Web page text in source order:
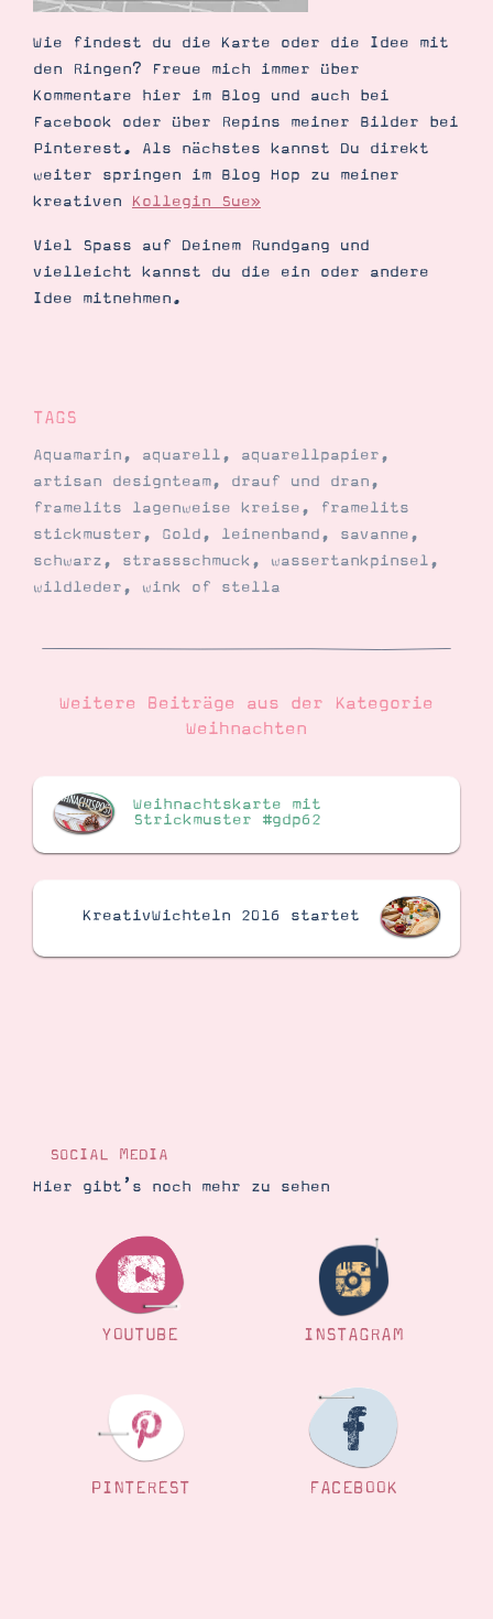
Wie findest du die Karte oder die Idee mit
den Ringen? Freue mich immer über
Kommentare hier im Blog und auch bei
Facebook oder über Repins meiner Bilder bei
Pinterest. Als nächstes kannst Du direkt
weiter springen im Blog Hop zu meiner
kreativen Kollegin Sue»
Viel Spass auf Deinem Rundgang und
vielleicht kannst du die ein oder andere
Idee mitnehmen.
TAGS
Aquamarin, aquarell, aquarellpapier,
artisan designteam, drauf und dran,
framelits lagenweise kreise,
framelits
stickmuster, Gold, leinenband, savanne,
schwarz, strassschmuck, wassertankpinsel,
wildleder, wink of stella
Weitere Beiträge aus der Kategorie
Weihnachten
Weihnachtskarte mit
Strickmuster #gdp62
KreativWichteln 2016 startet
SOCIAL MEDIA
Hier gibt’s noch mehr zu sehen
YOUTUBE INSTAGRAM
PINTEREST FACEBOOK